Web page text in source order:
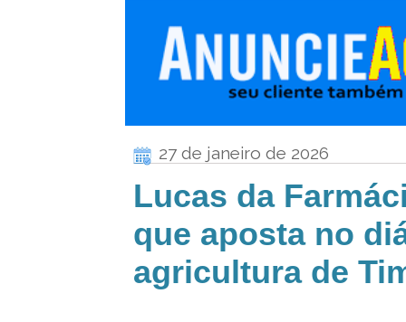
27 de janeiro de 2026
Lucas da
que aposta no
agricultura de